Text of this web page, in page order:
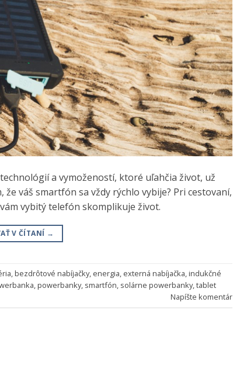
a vymožeností, ktoré uľahčia život, už
váš smartfón sa vždy rýchlo vybije? Pri cestovaní,
vybitý telefón skomplikuje život.
V ČÍTANÍ →
,bezdrôtové nabíjačky, energia, externá nabíjačka,indukčné
,powerbanky, smartfón, solárne powerbanky,tablet
Napíšte komentár